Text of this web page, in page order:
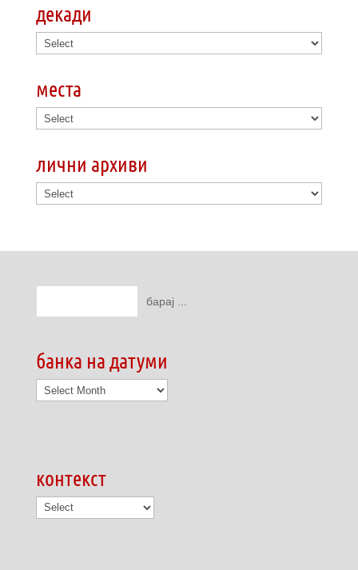
декади
места
лични архиви
банка на датуми
банка
на
контекст